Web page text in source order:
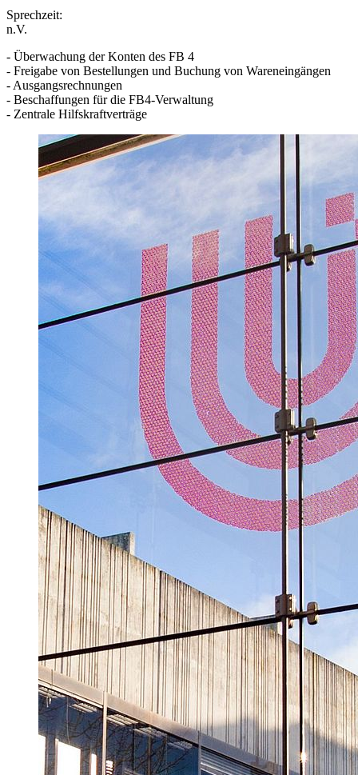
Sprechzeit:
n.V.
- Überwachung der Konten des FB 4
- Freigabe von Bestellungen und Buchung von Wareneingängen
- Ausgangsrechnungen
- Beschaffungen für die FB4-Verwaltung
- Zentrale Hilfskraftverträge